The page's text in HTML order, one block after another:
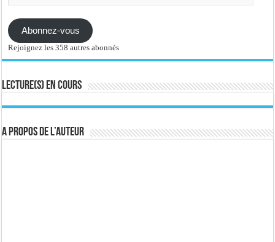
Abonnez-vous
Rejoignez les 358 autres abonnés
Lecture(s) en cours
A propos de l’auteur